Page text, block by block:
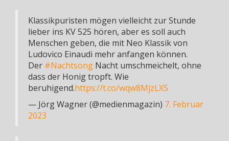
Klassikpuristen mögen vielleicht zur Stunde
lieber ins KV 525 hören, aber es soll auch
Menschen geben, die mit Neo Klassik von
Ludovico Einaudi mehr anfangen können.
Der #Nachtsong Nacht umschmeichelt, ohne
dass der Honig tropft. Wie
beruhigend.https://t.co/wqw8MjzLXS
— Jörg Wagner (@medienmagazin) 7. Februar
2023